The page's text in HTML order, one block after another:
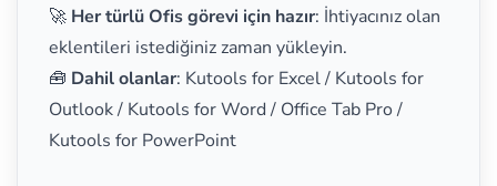
🚀 Her türlü Ofis görevi için hazır: İhtiyacınız olan
eklentileri istediğiniz zaman yükleyin.
🧰 Dahil olanlar: Kutools for Excel / Kutools for
Outlook / Kutools for Word / Office Tab Pro /
Kutools for PowerPoint